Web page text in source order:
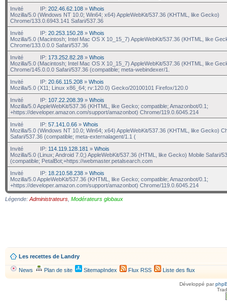
Invité
IP: 202.46.62.108 » Whois
Mozilla/5.0 (Windows NT 10.0; Win64; x64) AppleWebKit/537.36 (KHTML, like Gecko)
Chrome/133.0.6943.141 Safari/537.36
Invité
IP: 20.253.150.28 » Whois
Mozilla/5.0 (Macintosh; Intel Mac OS X 10_15_7) AppleWebKit/537.36 (KHTML, like
Chrome/133.0.0.0 Safari/537.36
Invité
IP: 173.252.82.28 » Whois
Mozilla/5.0 (Macintosh; Intel Mac OS X 10_15_7) AppleWebKit/537.36 (KHTML, like
Chrome/145.0.0.0 Safari/537.36 (compatible; meta-webindexer/1.
Invité
IP: 20.66.115.208 » Whois
Mozilla/5.0 (X11; Linux x86_64; rv:120.0) Gecko/20100101 Firefox/120.0
Invité
IP: 107.22.208.39 » Whois
Mozilla/5.0 AppleWebKit/537.36 (KHTML, like Gecko; compatible; Amazonbot/0.1;
+https://developer.amazon.com/support/amazonbot) Chrome/119.0.6045.214
Invité
IP: 57.141.0.66 » Whois
Mozilla/5.0 (Windows NT 10.0; Win64; x64) AppleWebKit/537.36 (KHTML, like Gecko)
Safari/537.36 (compatible; meta-externalagent/1.1 (
Invité
IP: 114.119.128.181 » Whois
Mozilla/5.0 (Linux; Android 7.0;) AppleWebKit/537.36 (HTML, like Gecko) Mobile Safari/
(compatible; PetalBot;+https://webmaster.petalsearch.com
Invité
IP: 18.210.58.238 » Whois
Mozilla/5.0 AppleWebKit/537.36 (KHTML, like Gecko; compatible; Amazonbot/0.1;
+https://developer.amazon.com/support/amazonbot) Chrome/119.0.6045.214
Légende: Administrateurs Modérateurs globaux
Les recettes de Landry
News Plan de site SitemapIndex Flux RSS Liste des flux
Développé par